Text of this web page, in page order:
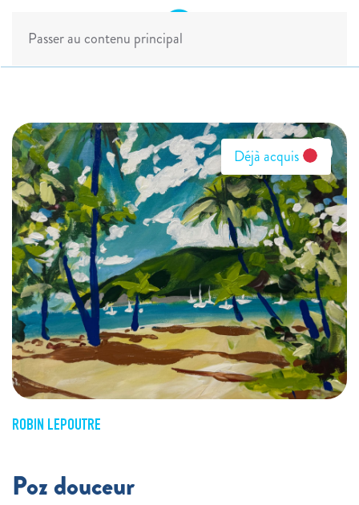
Passer au contenu principal
Déjà acquis
ROBIN LEPOUTRE
Poz douceur